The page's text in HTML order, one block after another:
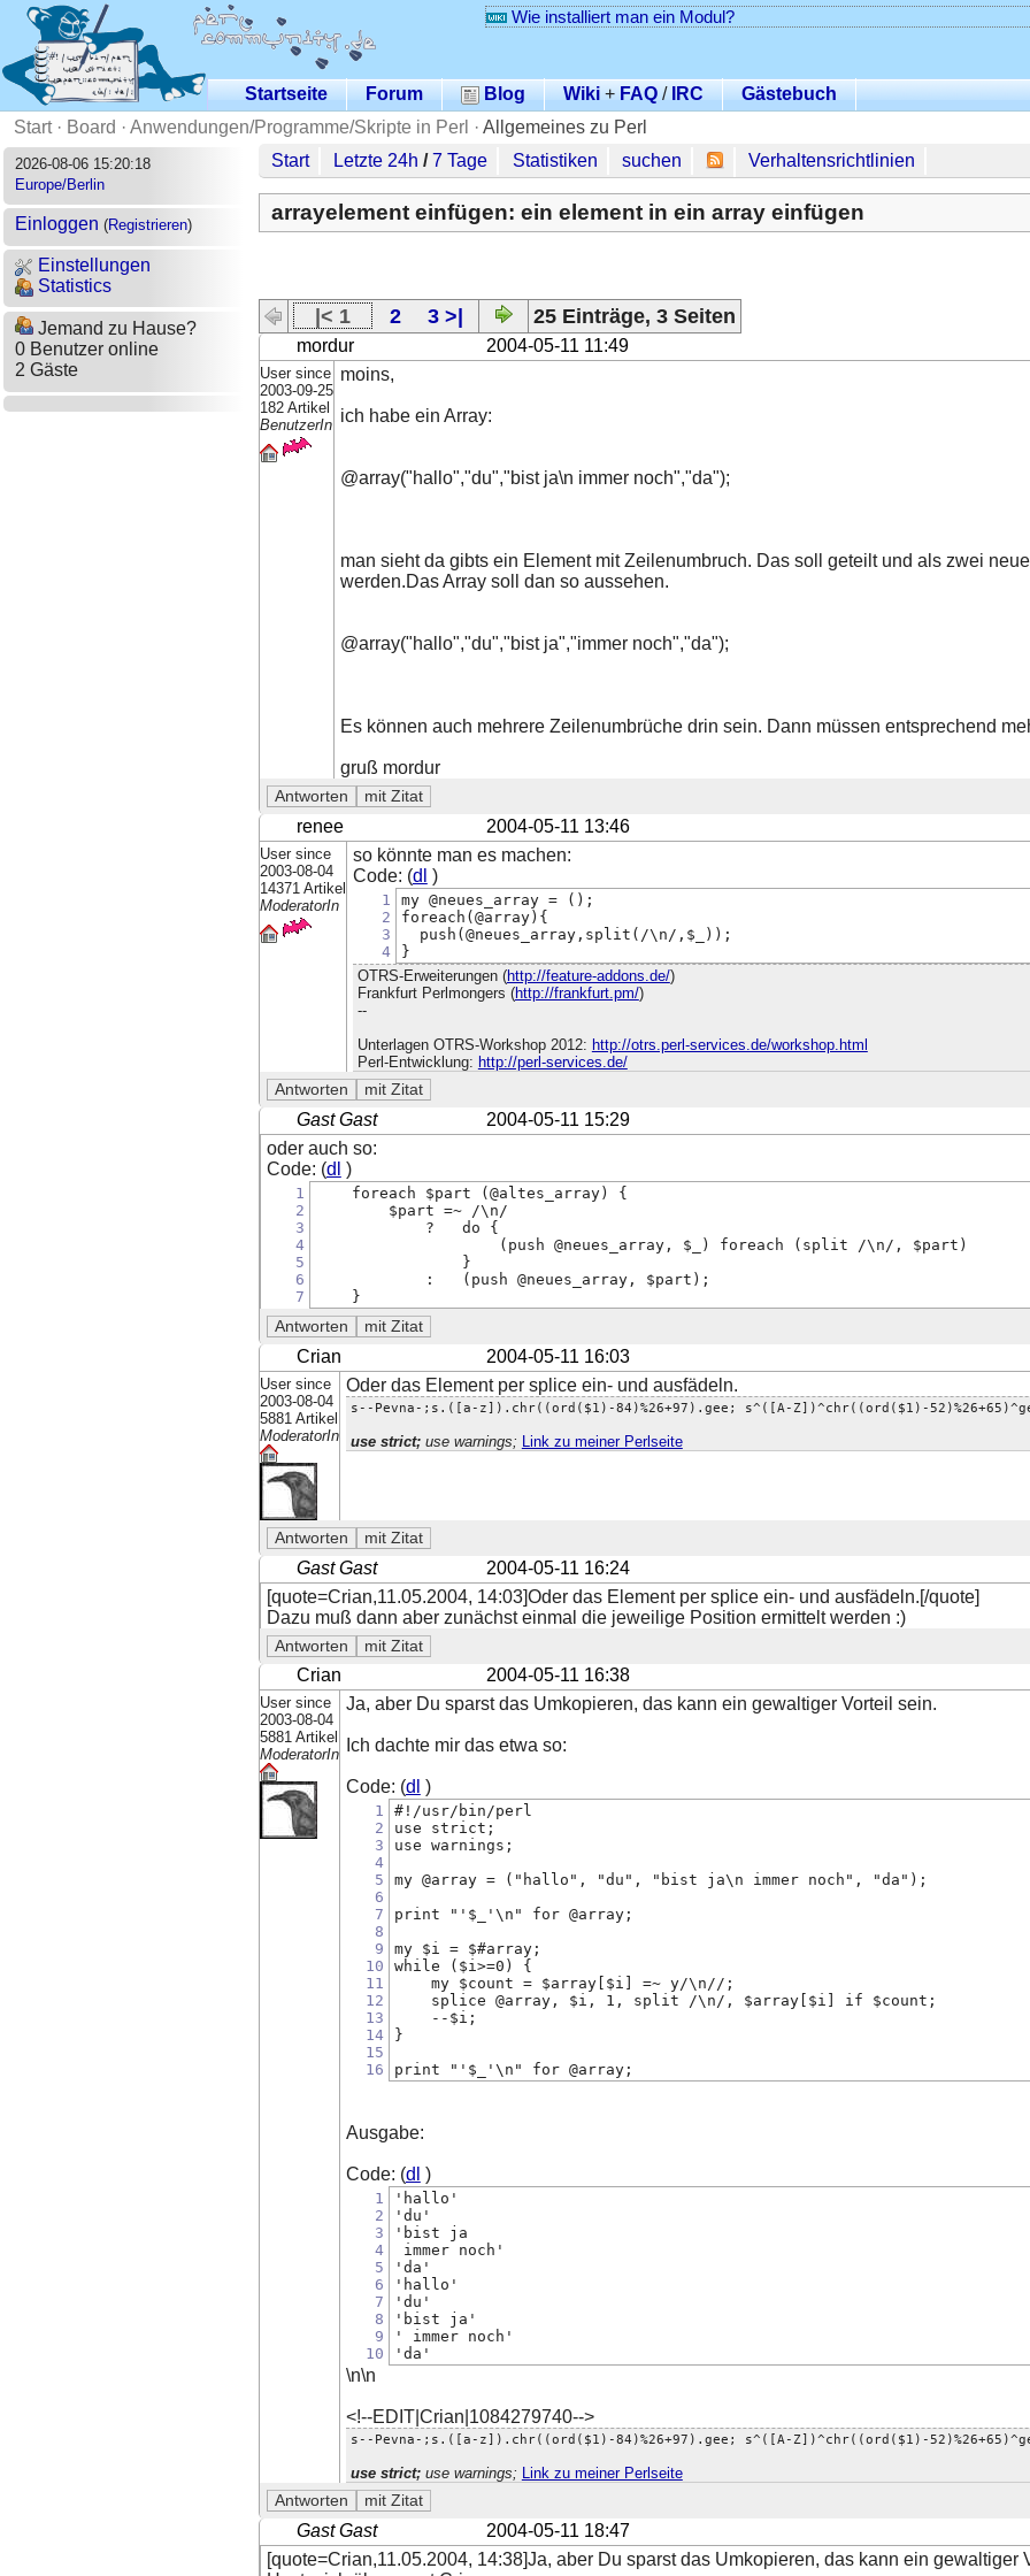
Wie installiert man ein Modul?
Startseite Forum Blog Wiki+ FAQ /IRC
Gästebuch
Start· Board · Anwendungen/Programme/Skripte in Perl · Allgemeines zu Perl
2026-08-06 15:20:18
Europe/Berlin
Einloggen (Registrieren)
Einstellungen
Statistics
Jemand zu Hause?
0 Benutzer online
2 Gäste
Start Letzte 24h /7 Tage Statistiken suchen Verhaltensrichtlinien
arrayelement einfügen: ein element in ein array einfügen
|< 1 2 3 >| 25 Einträge, 3 Seiten
mordur 2004-05-11 11:49
User since
2003-09-25
182 Artikel
BenutzerIn
moins,
ich habe ein Array:
@array("hallo","du","bist ja\n immer noch","da");
man sieht da gibts ein Element mit Zeilenumbruch. Das soll geteilt und als zwei
werden.Das Array soll dan so aussehen.
@array("hallo","du","bist ja","immer noch","da");
Es können auch mehrere Zeilenumbrüche drin sein. Dann müssen entsprechend
gruß mordur
renee 2004-05-11 13:46
User since
2003-08-04
14371 Artikel
ModeratorIn
so könnte man es machen:
Code: (dl )
1
2
3
4
my @neues_array = ();
foreach(@array){
  push(@neues_array,split(/\n/,$_));
}
OTRS-Erweiterungen (http://feature-addons.de/)
Frankfurt Perlmongers (http://frankfurt.pm/)
--
Unterlagen OTRS-Workshop 2012: http://otrs.perl-services.de/workshop.html
Perl-Entwicklung: http://perl-services.de/
Gast Gast
2004-05-11 15:29
oder auch so:
Code: (dl )
1
2
3
4
5
6
7
foreach $part (@altes_array) {
$part =~ /\n/
?   do {
(push @neues_array, $_) foreach (split /\n/, $part)
}
:   (push @neues_array, $part);
}
Crian 2004-05-11 16:03
User since
2003-08-04
5881 Artikel
ModeratorIn
Oder das Element per splice ein- und ausfädeln.
s--Pevna-;s.([a-z]).chr((ord($1)-84)%26+97).gee; s^([A-Z])^chr((ord($1)-
use strict;use warnings; Link zu meiner Perlseite
Gast Gast
2004-05-11 16:24
[quote=Crian,11.05.2004, 14:03]Oder das Element per splice ein- und ausfädeln.[/quote]
Dazu muß dann aber zunächst einmal die jeweilige Position ermittelt werden :)
Crian 2004-05-11 16:38
User since
2003-08-04
5881 Artikel
ModeratorIn
Ja, aber Du sparst das Umkopieren, das kann ein gewaltiger Vorteil sein.
Ich dachte mir das etwa so:
Code: (dl )
1
2
3
4
5
6
7
8
9
10
11
12
13
14
15
16
#!/usr/bin/perl
use strict;
use warnings;
my @array = ("hallo", "du", "bist ja\n immer noch", "da");
print "'$_'\n" for @array;
my $i = $#array;
while ($i>=0) {
    my $count = $array[$i] =~ y/\n//;
    splice @array, $i, 1, split /\n/, $array[$i] if $count;
    --$i;
}
print "'$_'\n" for @array;
Ausgabe:
Code: (dl )
1
2
3
4
5
6
7
8
9
10
'hallo'
'du'
'bist ja
immer noch'
'da'
'hallo'
'du'
'bist ja'
' immer noch'
'da'
\n\n
<!--EDIT|Crian|1084279740-->
s--Pevna-;s.([a-z]).chr((ord($1)-84)%26+97).gee; s^([A-Z])^chr((ord($1)-
use strict;use warnings; Link zu meiner Perlseite
Gast Gast
2004-05-11 18:47
[quote=Crian,11.05.2004, 14:38]Ja, aber Du sparst das Umkopieren, das kann ein gewaltiger